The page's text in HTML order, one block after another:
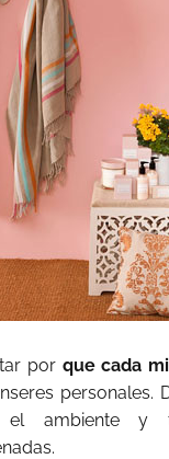
por que cada
el ambiente y